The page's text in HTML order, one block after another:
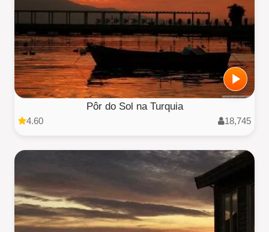
Pôr do Sol na Turquia
4.60 18,745